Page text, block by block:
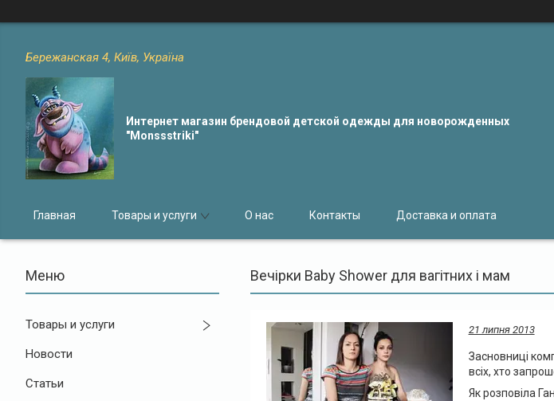
Бережанская 4, Київ, Україна
Интернет магазин брендовой детской одежды для новорожденных
"Monssstriki"
Главная Товары и услуги О нас Контакты Доставка и оплата
Товары и услуги
Новости
Статьи
Вечірки Baby Shower для вагітних і мам
21 липня 2013
Засновниці
всіх, хто
Як розповіла